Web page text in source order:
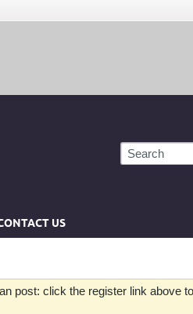
US
post: click the register link above